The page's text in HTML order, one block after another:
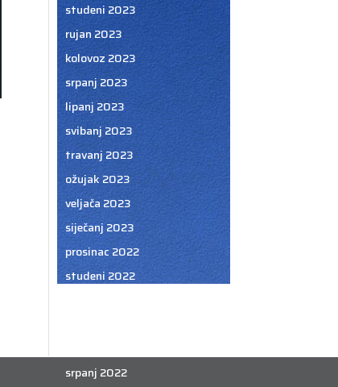
studeni 2023
rujan 2023
kolovoz 2023
srpanj 2023
lipanj 2023
svibanj 2023
travanj 2023
ožujak 2023
veljača 2023
siječanj 2023
prosinac 2022
studeni 2022
srpanj 2022